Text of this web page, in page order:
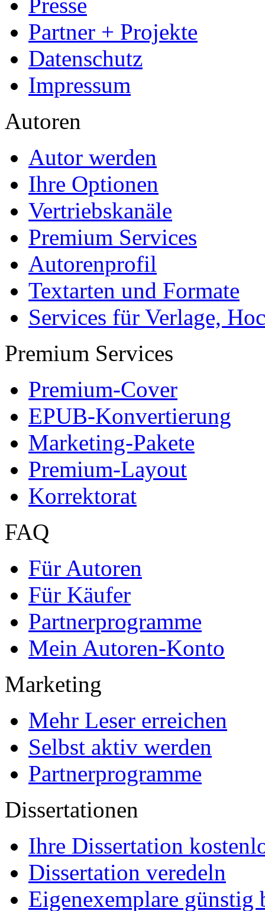
Allgemein
Home
Arbeiten hochladen
Katalog
Tipps und Ratschläge
Die Diplomarbeit
Services & Vorlagen
Über uns
Jobs
Presse
Partner + Projekte
Datenschutz
Impressum
Autoren
Autor werden
Ihre Optionen
Vertriebskanäle
Premium Services
Autorenprofil
Textarten und Formate
Services für Verlage,
Premium Services
Premium-Cover
EPUB-Konvertierung
Marketing-Pakete
Premium-Layout
Korrektorat
FAQ
Für Autoren